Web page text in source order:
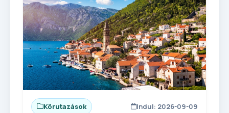
Körutazások Indul: 2026-09-09